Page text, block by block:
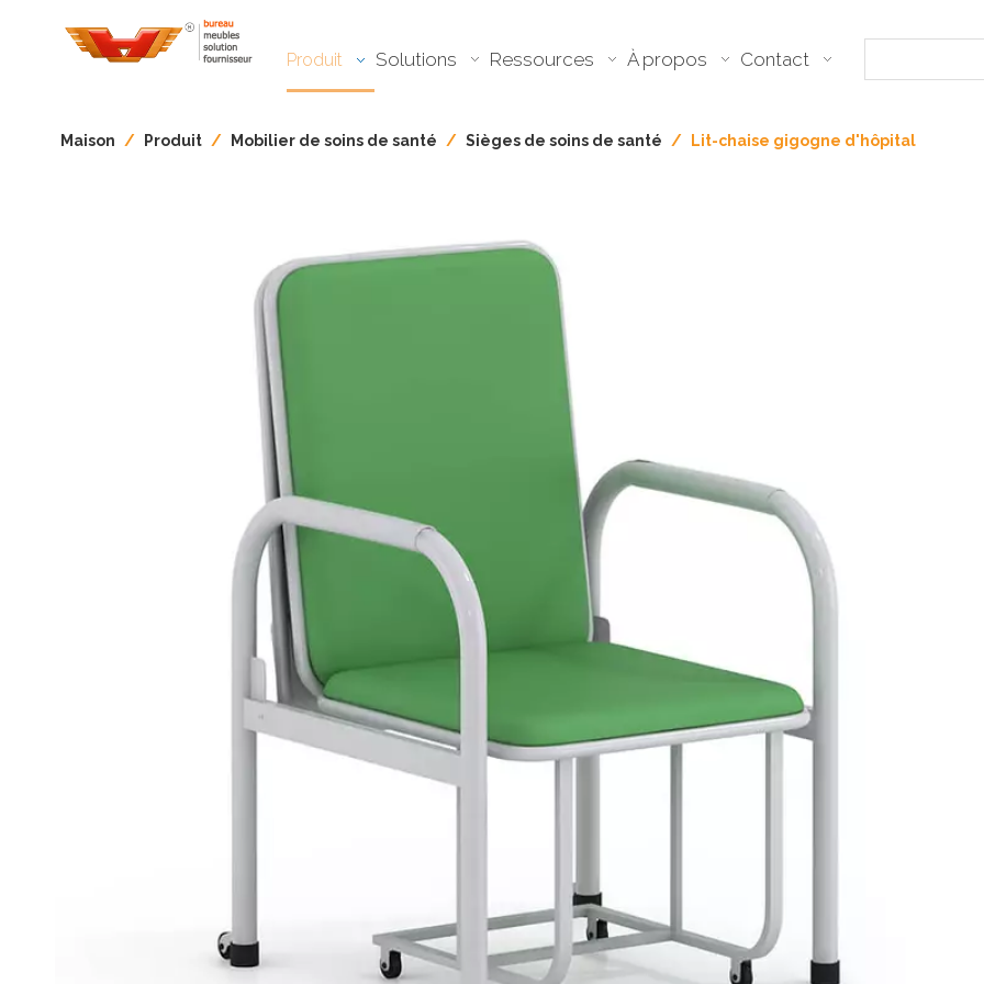
Produit Solutions Ressources À propos Contact
Maison / Produit / Mobilier de soins de santé / Sièges de soins de santé / Lit-chaise gigogne d'hôpital